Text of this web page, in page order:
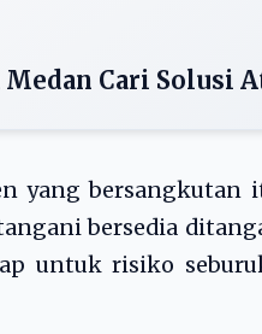
Cari Solusi
yang bersangkutan
bersedia
untuk risiko